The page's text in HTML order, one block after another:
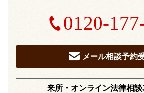
0120-
メール相談予約
来所・オンライン法律相